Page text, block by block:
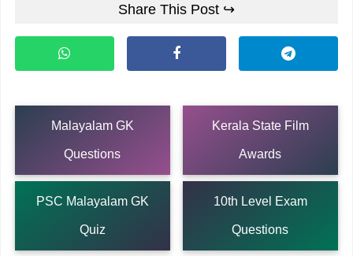
Share This Post ↪
Malayalam GK
Questions
Kerala State Film
Awards
PSC Malayalam GK
Quiz
10th Level Exam
Questions